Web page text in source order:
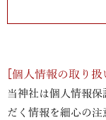
[個人情報の取り扱
当神社は個人情報
だく情報を細心の注